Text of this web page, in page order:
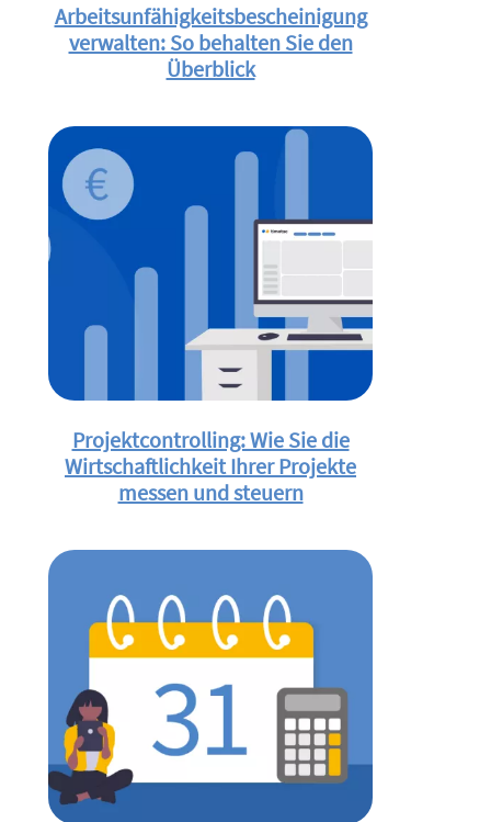
Arbeitsunfähigkeitsbescheinigung
verwalten: So behalten Sie den
Überblick
Projektcontrolling: Wie Sie die
Wirtschaftlichkeit Ihrer Projekte
messen und steuern